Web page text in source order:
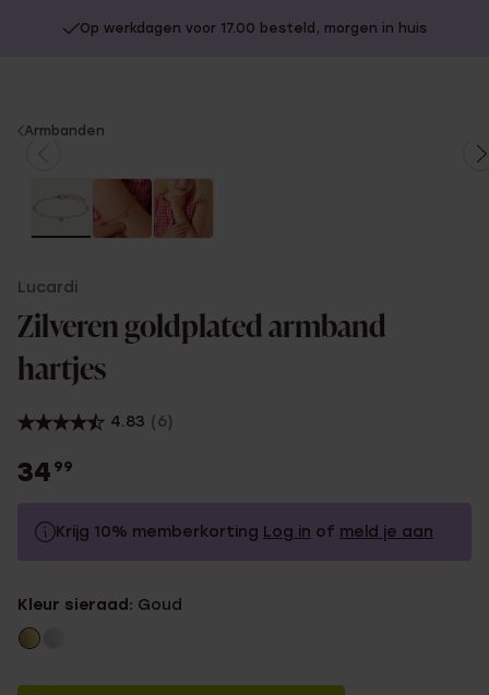
Op werkdagen voor 17.00 besteld, morgen in huis
You
Armbanden
Lucardi
Zilveren goldplated armband
hartjes
4.83 (6)
34 99
Krijg 10% memberkorting Log in of meld je aan
Zonder memberkorting
Kleur sieraad: Goud